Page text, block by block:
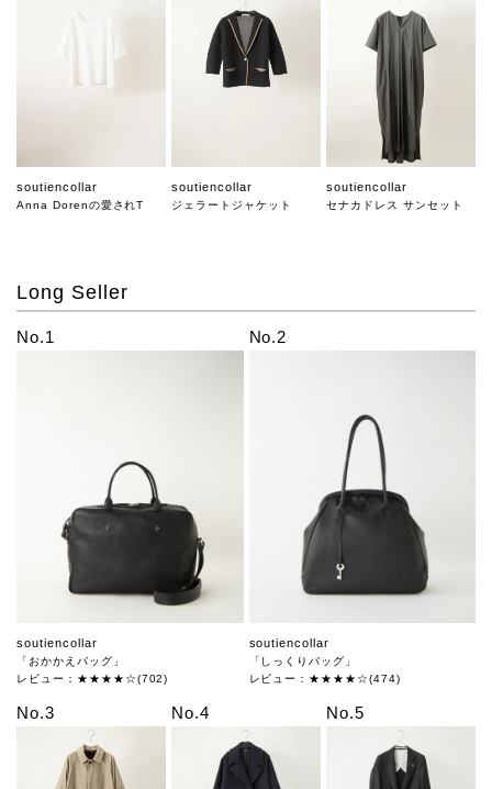
soutiencollar
Anna Dorenの愛されT
soutiencollar
ジェラートジャケット
soutiencollar
セナカドレス サンセット
Long Seller
No.1
soutiencollar
「おかかえバッグ」
レビュー：★★★★☆(702)
No.2
soutiencollar
「しっくりバッグ」
レビュー：★★★★☆(474)
No.3 No.4 No.5